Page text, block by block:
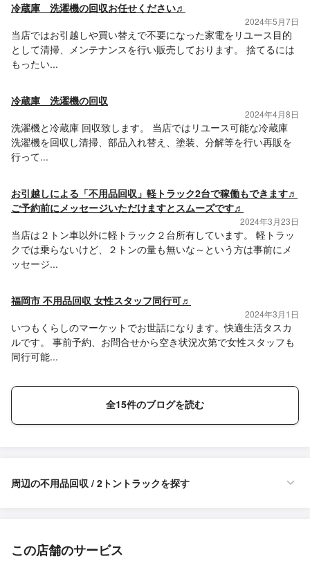
冷蔵庫 洗濯機の回収お任せください♬
2024年5月7日
当店ではお引越しや買い替えで不要になった家電をリユース目的
として清掃、メンテナンスを行い販売しております。 捨てるには
もったい...
冷蔵庫 洗濯機の回収
2024年4月8日
洗濯機と冷蔵庫 回収致します。 当店ではリユース可能な冷蔵庫
洗濯機を回収し清掃、部品入れ替え、塗装、分解等を行い再販を
行って...
お引越しによる「不用品回収」軽トラック2台で稼働もできます♬
ご予約前にメッセージいただけますとスムーズです♬
2024年3月23日
当店は２トン車以外に軽トラック２台所有しています。 軽トラッ
クでは乗らないけど、２トンの量も無いな～という方は事前にメ
ッセージ...
福岡市 不用品回収 女性スタッフ同行可♬
2024年3月1日
いつもくらしのマーケットでお世話になります。快適生活タスカ
ルです。 事前予約、お問合せから空き状況次第で女性スタッフも
同行可能...
全15件のブログを読む
周辺の不用品回収 / 2トントラックを探す
この店舗のサービス